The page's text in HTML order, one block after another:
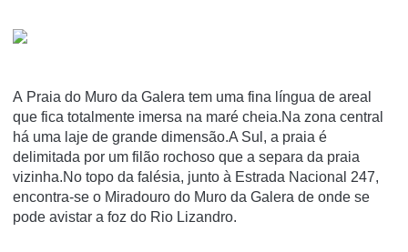
A Praia do Muro da Galera tem uma fina língua de areal
que fica totalmente imersa na maré cheia.Na zona central
há uma laje de grande dimensão.A Sul, a praia é
delimitada por um filão rochoso que a separa da praia
vizinha.No topo da falésia, junto à Estrada Nacional 247,
encontra-se o Miradouro do Muro da Galera de onde se
pode avistar a foz do Rio Lizandro.